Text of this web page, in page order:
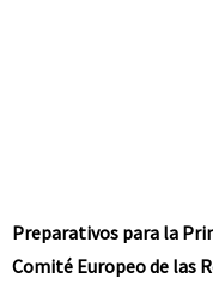
Preparativos para la
Comité Europeo de las